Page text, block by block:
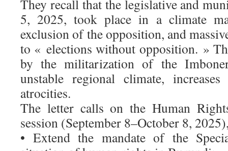
They recall that the legislative and
5, 2025, took place in a climate
exclusion of the opposition, and
to « elections without opposition. »
by the militarization of the
unstable regional climate,
atrocities.
The letter calls on the Human
session (September 8–October 8,
• Extend the mandate of the